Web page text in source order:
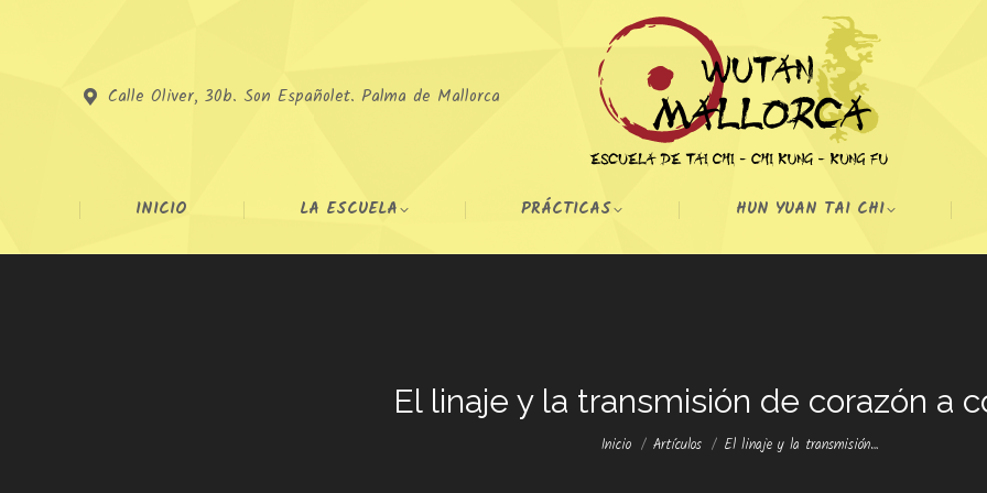
Calle Oliver, 30b. Son Españolet. Palma de Mallorca
INICIO LA ESCUELA PRÁCTICAS HUN YUAN TAI CHI
El linaje y la transmisión de corazón a
Estás aquí:
Inicio Artículos El linaje y la transmisión…